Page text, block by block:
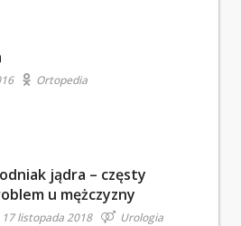
Ortopedia
jądra – częsty
u mężczyzny
17 listopada 2018 Urologia